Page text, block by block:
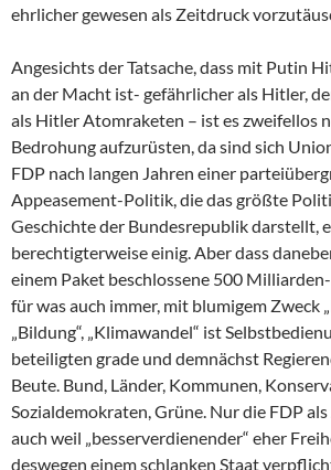
ehrlicher gewesen als Zeitdruck
Angesichts der Tatsache, dass mit Putin
an der Macht ist- gefährlicher als Hitler,
als Hitler Atomraketen – ist es zweifellos
Bedrohung aufzurüsten, da sind sich
FDP nach langen Jahren einer
Appeasement-Politik, die das größte
Geschichte der Bundesrepublik darstellt,
berechtigterweise einig. Aber dass
einem Paket beschlossene 500
für was auch immer, mit blumigem Zweck
„Bildung“, „Klimawandel“ ist
beteiligten grade und demnächst
Beute. Bund, Länder, Kommunen,
Sozialdemokraten, Grüne. Nur die FDP
auch weil „besserverdienender“ eher
deswegen einem schlanken Staat